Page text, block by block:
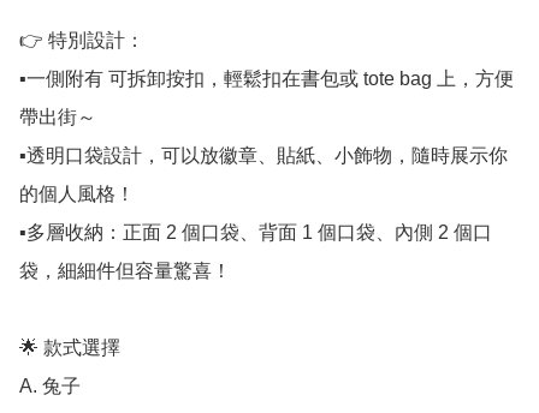
👉 特別設計：
▪️一側附有 可拆卸按扣，輕鬆扣在書包或 tote bag 上，方便
帶出街～
▪️透明口袋設計，可以放徽章、貼紙、小飾物，隨時展示你
的個人風格！
▪️多層收納：正面 2 個口袋、背面 1 個口袋、內側 2 個口
袋，細細件但容量驚喜！
🌟 款式選擇
A. 兔子